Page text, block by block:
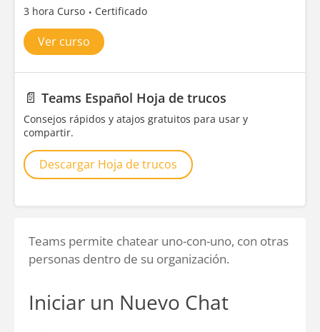
3 hora Curso Certificado
Ver curso
📄 Teams Español Hoja de trucos
Consejos rápidos y atajos gratuitos para usar y
compartir.
Descargar Hoja de trucos
Teams permite chatear uno-con-uno, con otras
personas dentro de su organización.
Iniciar un Nuevo Chat